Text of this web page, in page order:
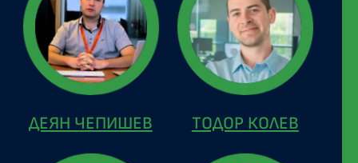
ДЕЯН ЧЕПИШЕВ ТОДОР КОЛЕВ